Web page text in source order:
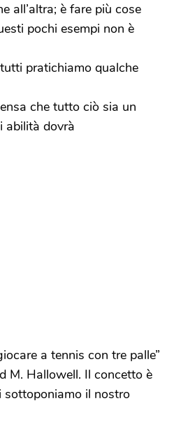
all’altra; è fare più cose
pochi esempi non è
pratichiamo qualche
che tutto ciò sia un
abilità dovrà
a tennis con tre palle”
M. Hallowell. Il concetto è
sottoponiamo il nostro